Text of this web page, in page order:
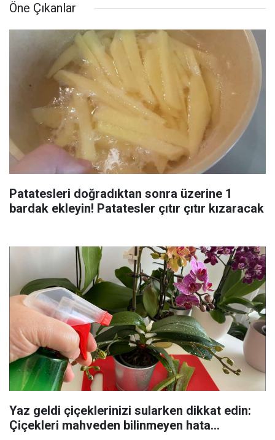
Öne Çıkanlar
Patatesleri doğradıktan sonra üzerine 1
bardak ekleyin! Patatesler çıtır çıtır kızaracak
Yaz geldi çiçeklerinizi sularken dikkat edin:
Çiçekleri mahveden bilinmeyen hata...